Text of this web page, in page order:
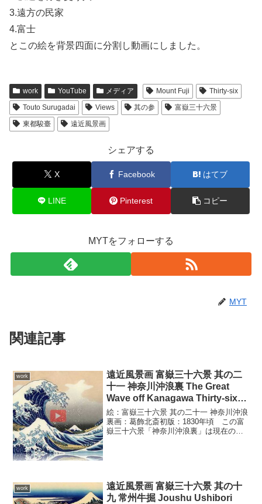
3.遠方の民家
4.富士
とこの絵を背景四面に分割し動画にしました。
work YouTube メディア Mount Fuji
Thirty-six
Touto Surugadai
Views 其の参
富嶽三十六景
東都駿臺
遠近風景画
シェアする
X Facebook はてブ
LINE Pinterest コピー
MYTをフォローする
MYT
関連記事
work
遠近風景画 富嶽三十六景 其の二
十一 神奈川沖浪裏 The Great
Wave off Kanagawa Thirty-six
Views of Mount Fuji 3D
絵：富嶽三十六景 其の二十一 神奈川沖浪
裏画：葛飾北斎初版：1830年頃 この富
嶽三十六景「神奈川沖浪裏」は現在の神
work
遠近風景画 富嶽三十六景 其の十
九 常州牛掘 Joushu Ushibori